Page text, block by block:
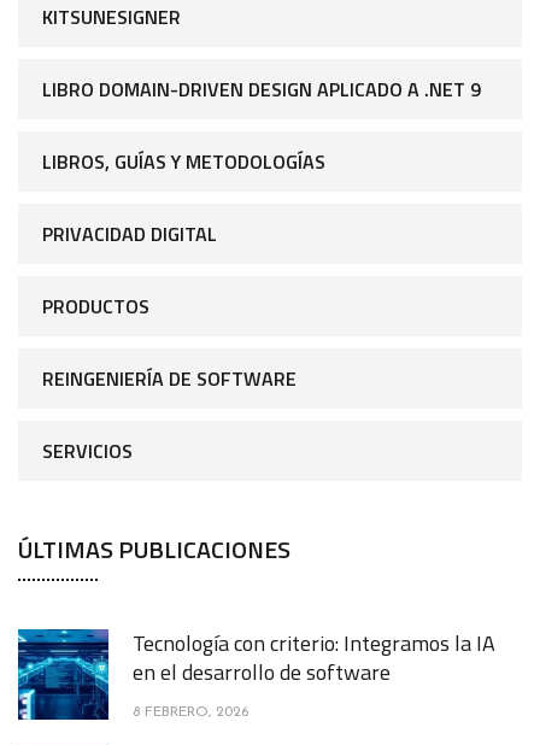
KITSUNESIGNER
LIBRO DOMAIN-DRIVEN DESIGN APLICADO A .NET 9
LIBROS, GUÍAS Y METODOLOGÍAS
PRIVACIDAD DIGITAL
PRODUCTOS
REINGENIERÍA DE SOFTWARE
SERVICIOS
ÚLTIMAS PUBLICACIONES
Tecnología con criterio: Integramos la IA
en el desarrollo de software
8 FEBRERO, 2026